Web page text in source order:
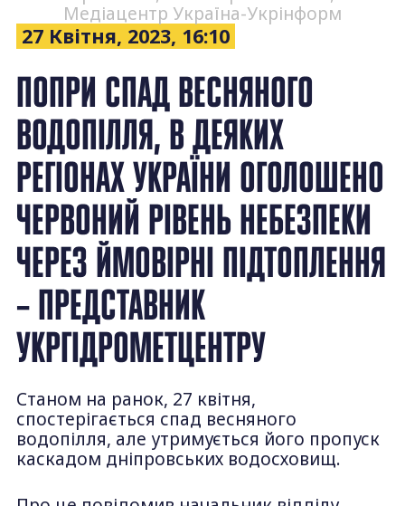
Медіацентр Україна-Укрінформ
27 Квітня, 2023, 16:10
ПОПРИ СПАД ВЕСНЯНОГО
ВОДОПІЛЛЯ, В ДЕЯКИХ
РЕГІОНАХ УКРАЇНИ ОГОЛОШЕНО
ЧЕРВОНИЙ РІВЕНЬ НЕБЕЗПЕКИ
ЧЕРЕЗ ЙМОВІРНІ ПІДТОПЛЕННЯ
– ПРЕДСТАВНИК
УКРГІДРОМЕТЦЕНТРУ
Станом на ранок, 27 квітня,
спостерігається спад весняного
водопілля, але утримується його пропуск
каскадом дніпровських водосховищ.